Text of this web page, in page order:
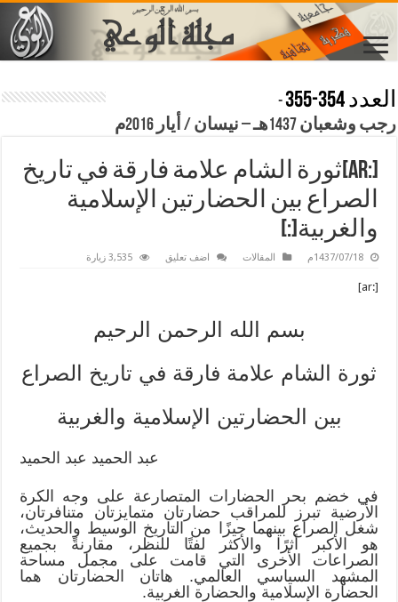
العدد 354-355
-
رجب وشعبان 1437هـ – نيسان / أيار 2016م
[:ar]ثورة الشام علامة فارقة في تاريخ
الصراع بين الحضارتين الإسلامية
والغربية[:]
1437/07/18م المقالات اضف تعليق 3,535 زيارة
[:ar]
بسم الله الرحمن الرحيم
ثورة الشام علامة فارقة في تاريخ الصراع
بين الحضارتين الإسلامية والغربية
عبد الحميد عبد الحميد
في خضم بحر الحضارات المتصارعة على وجه الكرة
الأرضية تبرز للمراقب حضارتان متمايزتان متنافرتان،
شغل الصراع بينهما حيزًا من التاريخ الوسيط والحديث،
هو الأكبر أثرًا والأكثر لفتًا للنظر، مقارنةً بجميع
الصراعات الأخرى التي قامت على مجمل مساحة
المشهد السياسي العالمي. هاتان الحضارتان هما
الحضارة الإسلامية والحضارة الغربية.